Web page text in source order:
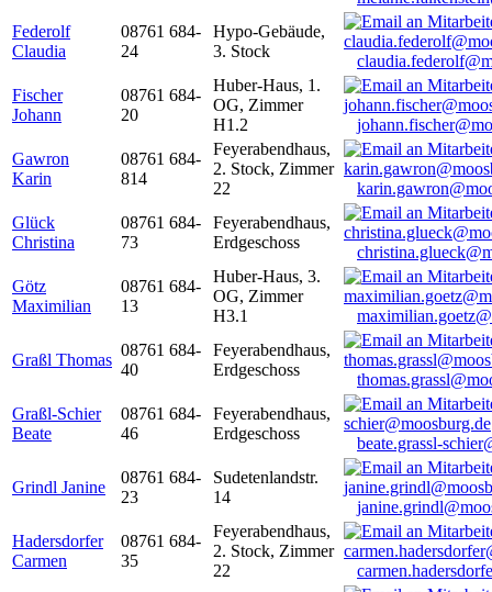
Federolf
Claudia
08761 684-
24
Hypo-Gebäude,
3. Stock
Fischer
Johann
08761 684-
20
Huber-Haus, 1.
OG, Zimmer
H1.2
Gawron
Karin
08761 684-
814
Feyerabendhaus,
2. Stock, Zimmer
22
Glück
Christina
08761 684-
73
Feyerabendhaus,
Erdgeschoss
Götz
Maximilian
08761 684-
13
Huber-Haus, 3.
OG, Zimmer
H3.1
Graßl Thomas
08761 684-
40
Feyerabendhaus,
Erdgeschoss
Graßl-Schier
Beate
08761 684-
46
Feyerabendhaus,
Erdgeschoss
beate.grassl-
Grindl Janine
08761 684-
23
Sudetenlandstr.
14
Hadersdorfer
Carmen
08761 684-
35
Feyerabendhaus,
2. Stock, Zimmer
22